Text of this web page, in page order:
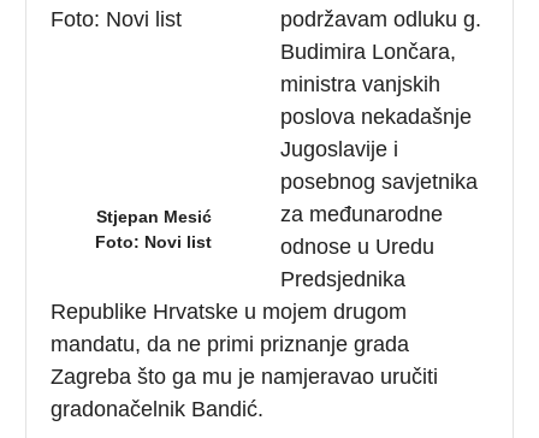
Stjepan Mesić
Foto: Novi list
podržavam odluku g.
Budimira Lončara,
ministra vanjskih
poslova nekadašnje
Jugoslavije i
posebnog savjetnika
za međunarodne
odnose u Uredu
Predsjednika
Republike Hrvatske u mojem drugom
mandatu, da ne primi priznanje grada
Zagreba što ga mu je namjeravao uručiti
gradonačelnik Bandić.